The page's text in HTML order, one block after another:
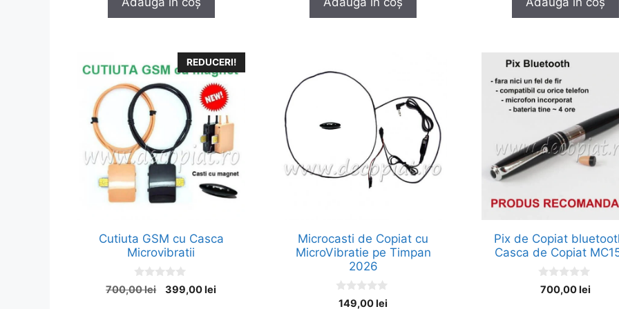
5
fost:
5
5
REDUCERI!
Cutiuta GSM cu Casca
Microvibratii
0
o
700,00lei
Prețul
399,00lei
Microcasti de Copiat cu
MicroVibratie pe Timpan
2026
0149,00lei
Pix de Copiat
Casca de Copiat
0
o
700,00lei